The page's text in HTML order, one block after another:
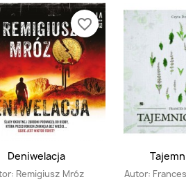
Deniwelacja
Remigiusz Mróz
favorite_border
Autor: